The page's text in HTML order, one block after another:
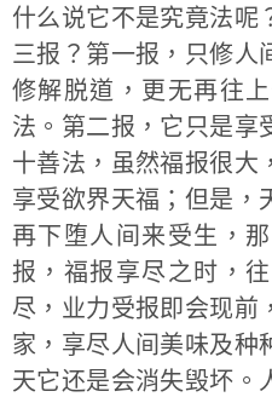
什么说它不是究竟法呢
三报？第一报，只修人
修解脱道，更无再往
法。第二报，它只是享
十善法，虽然福报很大
享受欲界天福；但是，
再下堕人间来受生，
报，福报享尽之时，
尽，业力受报即会现前
家，享尽人间美味及种
天它还是会消失毁坏。